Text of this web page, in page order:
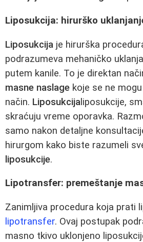
Liposukcija: hirurško
Liposukcija je hirurška
podrazumeva mehaničko
putem kanile. To je direktan
masne naslage koje se ne
način. Liposukcijaliposukcije,
skraćuju vreme oporavka.
samo nakon detaljne
hirurgom kako biste razumeli
liposukcije.
Lipotransfer: premeštanje
Zanimljiva procedura koja prati
lipotransfer. Ovaj postupak
masno tkivo uklonjeno